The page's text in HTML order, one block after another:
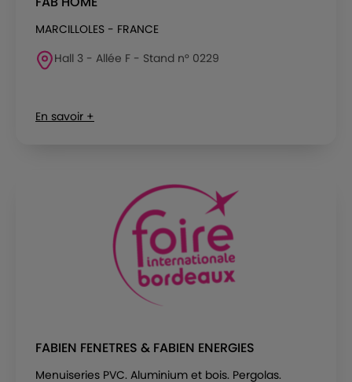
MARCILLOLES - FRANCE
Hall 3 - Allée F - Stand n° 0229
En savoir +
FABIEN FENETRES & FABIEN ENERGIES
Menuiseries PVC. Aluminium et bois. Pergolas.